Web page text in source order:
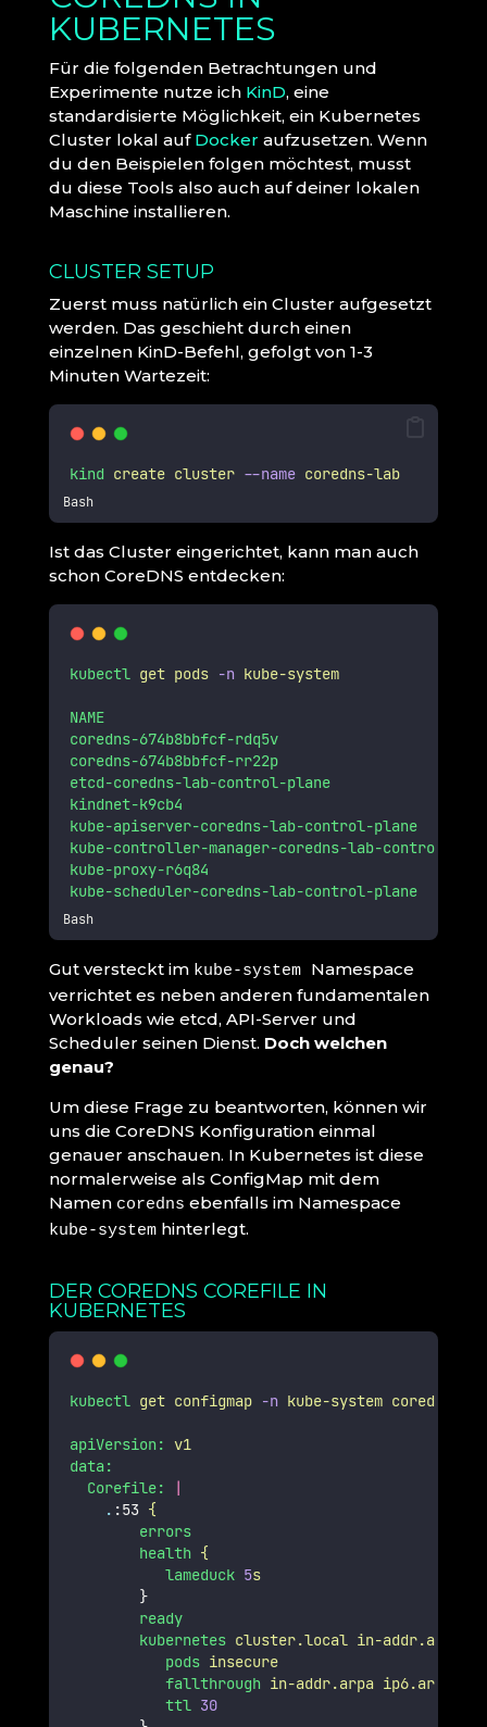
KUBERNETES
Für die folgenden Betrachtungen und
Experimente nutze ich KinD, eine
standardisierte Möglichkeit, ein Kubernetes
Cluster lokal auf Docker aufzusetzen. Wenn
du den Beispielen folgen möchtest, musst
du diese Tools also auch auf deiner lokalen
Maschine installieren.
CLUSTER SETUP
Zuerst muss natürlich ein Cluster aufgesetzt
werden. Das geschieht durch einen
einzelnen KinD-Befehl, gefolgt von 1-3
Minuten Wartezeit:
kind create cluster --name coredns-lab
Bash
Ist das Cluster eingerichtet, kann man auch
schon CoreDNS entdecken:
kubectl get pods -n kube-system
NAME
coredns-674b8bbfcf-rdq5v
coredns-674b8bbfcf-rr22p
etcd-coredns-lab-control-plane
kindnet-k9cb4
kube-apiserver-coredns-lab-control-plane
kube-controller-manager-coredns-lab-control-
kube-proxy-r6q84
kube-scheduler-coredns-lab-control-plane
Bash
Gut versteckt im kube-system Namespace
verrichtet es neben anderen fundamentalen
Workloads wie etcd, API-Server und
Scheduler seinen Dienst. Doch welchen
genau?
Um diese Frage zu beantworten, können wir
uns die CoreDNS Konfiguration einmal
genauer anschauen. In Kubernetes ist diese
normalerweise als ConfigMap mit dem
Namen coredns ebenfalls im Namespace
kube-systemhinterlegt.
DER COREDNS COREFILE IN
KUBERNETES
kubectl get configmap -n kube-system coredns
apiVersion: v1
data:
Corefile:
|
. :53 {
errors
health {
lameduck 5s
        }
ready
kubernetes cluster.local in-addr.arpa
pods insecure
fallthrough in-addr.arpa ip6.arpa
ttl 30